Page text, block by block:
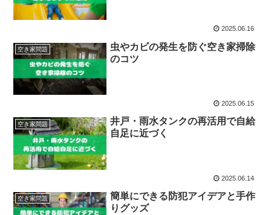
2025.06.16
空き家問題
虫やカビの発生を防ぐ空き家掃除
のコツ
2025.06.15
空き家問題
井戸・雨水タンクの再活用で自給
自足に近づく
2025.06.14
空き家問題
簡単にできる防犯アイデアと手作
りグッズ